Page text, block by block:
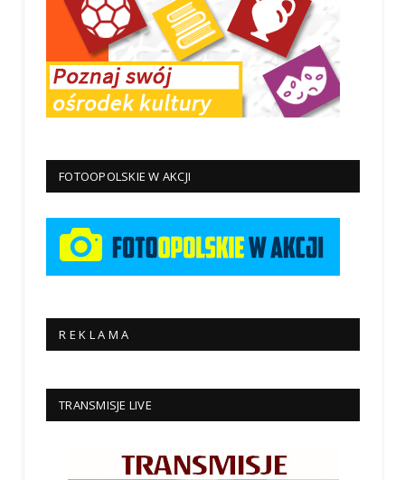
FOTOOPOLSKIE W AKCJI
R E K L A M A
TRANSMISJE LIVE